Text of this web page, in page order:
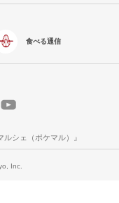
食べる通信
シェ（ポケマル）』
Inc.